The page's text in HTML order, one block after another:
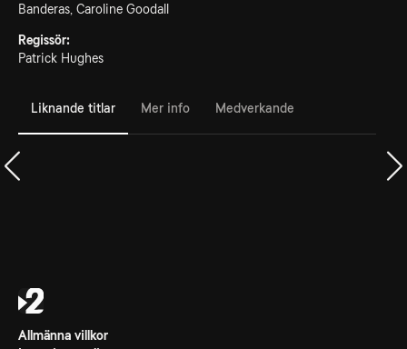
Banderas, Caroline Goodall
Regissör:
Patrick Hughes
Liknande titlar Mer info Medverkande
Allmänna villkor